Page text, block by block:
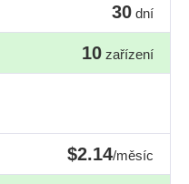
30 dní
10 zařízení
$2.14/měsíc